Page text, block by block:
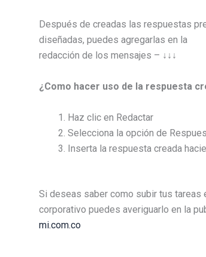
Después de creadas las respuestas
diseñadas, puedes agregarlas en la
redacción de los mensajes – ​↓↓↓
¿Como hacer uso de la respuesta
Haz clic en Redactar
Selecciona la opción de
Inserta la respuesta creada
Si deseas saber como subir tus tareas
corporativo puedes averiguarlo en la
mi.com.co